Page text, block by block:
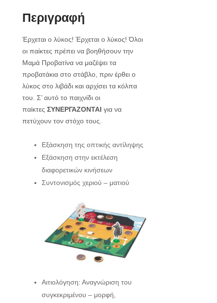
Περιγραφή
Έρχεται ο λύκος! Έρχεται ο λύκος! Όλοι
οι παίκτες πρέπει να βοηθήσουν την
Μαμά Προβατίνα να μαζέψει τα
προβατάκια στο στάβλο, πριν έρθει ο
λύκος στο λιβάδι και αρχίσει τα κόλπα
του. Σ’ αυτό το παιχνίδι οι
παίκτες ΣΥΝΕΡΓΑΖΟΝΤΑΙ για να
πετύχουν τον στόχο τους.
Εξάσκηση της οπτικής αντίληψης
Εξάσκηση στην εκτέλεση
διαφορετικών κινήσεων
Συντονισμός χεριού – ματιού
Αιτιολόγηση: Αναγνώριση του
συγκεκριμένου – μορφή,